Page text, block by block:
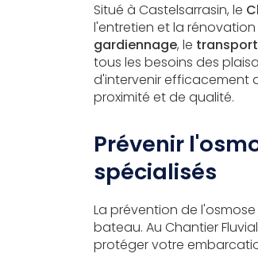
Situé à Castelsarrasin, le
l'entretien et la
gardiennage, le transport
tous les besoins des
d'intervenir efficacement
proximité et de qualité.
Prévenir
spécialisés
La prévention de
bateau. Au Chantier
protéger votre